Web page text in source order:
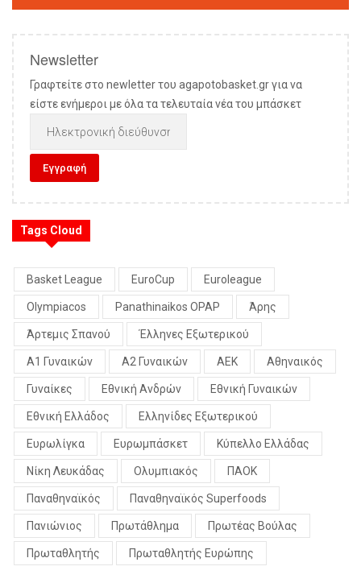
Newsletter
Γραφτείτε στο newletter του agapotobasket.gr για να
είστε ενήμεροι με όλα τα τελευταία νέα του μπάσκετ
Tags Cloud
Basket League EuroCup Euroleague
Olympiacos Panathinaikos OPAP Άρης
Άρτεμις Σπανού Έλληνες Εξωτερικού
Α1 Γυναικών Α2 Γυναικών ΑΕΚ Αθηναικός
Γυναίκες Εθνική Ανδρών Εθνική Γυναικών
Εθνική Ελλάδος Ελληνίδες Εξωτερικού
Ευρωλίγκα Ευρωμπάσκετ Κύπελλο Ελλάδας
Νίκη Λευκάδας Ολυμπιακός ΠΑΟΚ
Παναθηναϊκός Παναθηναϊκός Superfoods
Πανιώνιος Πρωτάθλημα Πρωτέας Βούλας
Πρωταθλητής Πρωταθλητής Ευρώπης